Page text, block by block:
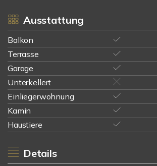
Ausstattung
Balkon
Terrasse
Garage
Unterkellert
Einliegerwohnung
Kamin
Haustiere
Details